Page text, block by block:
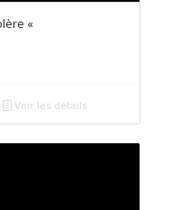
«
Voir les détails